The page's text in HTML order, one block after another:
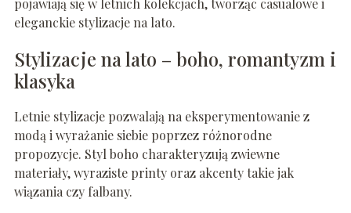
pojawiają się w letnich kolekcjach, tworząc casualowe i
eleganckie stylizacje na lato.
Stylizacje na lato – boho, romantyzm i
klasyka
Letnie stylizacje pozwalają na eksperymentowanie z
modą i wyrażanie siebie poprzez różnorodne
propozycje. Styl boho charakteryzują zwiewne
materiały, wyraziste printy oraz akcenty takie jak
wiązania czy falbany.